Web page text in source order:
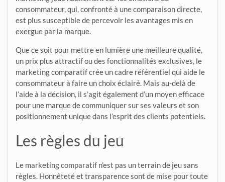
consommateur, qui, confronté à une comparaison directe,
est plus susceptible de percevoir les avantages mis en
exergue par la marque.
Que ce soit pour mettre en lumière une meilleure qualité,
un prix plus attractif ou des fonctionnalités exclusives, le
marketing comparatif crée un cadre référentiel qui aide le
consommateur à faire un choix éclairé. Mais au-delà de
l’aide à la décision, il s’agit également d’un moyen efficace
pour une marque de communiquer sur ses valeurs et son
positionnement unique dans l’esprit des clients potentiels.
Les règles du jeu
Le marketing comparatif n’est pas un terrain de jeu sans
règles. Honnêteté et transparence sont de mise pour toute